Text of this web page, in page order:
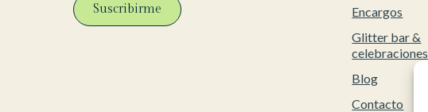
Suscribirme
Encargos
Glitter bar &
celebraciones
Blog
Contacto